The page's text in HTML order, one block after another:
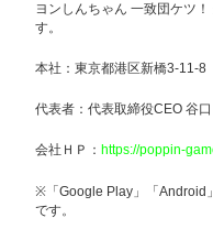
ヨンしんちゃん 一致団ケツ
す。
本社：東京都港区新橋3-
代表者：代表取締役CEO 谷
会社ＨＰ： https://poppin-
※「Google Play」「Android
です。